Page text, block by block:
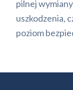
pilnej
uszkodzenia,
poziom